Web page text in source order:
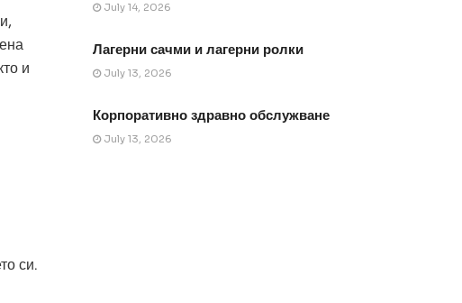
и
си.
July 14, 2026
Лагерни сачми и лагерни ролки
July 13, 2026
Корпоративно здравно обслужване
July 13, 2026